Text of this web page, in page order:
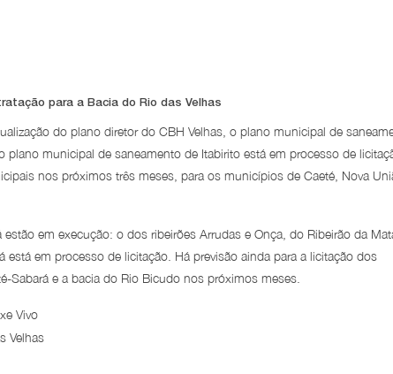
para a Bacia do Rio das Velhas
do plano diretor do CBH Velhas, o plano municipal de
municipal de saneamento de Itabirito está em processo de
nos próximos três meses, para os municípios de Caeté, Nova
em execução: o dos ribeirões Arrudas e Onça, do Ribeirão da
está em processo de licitação. Há previsão ainda para a licitação dos
e a bacia do Rio Bicudo nos próximos meses.
Vivo
Velhas